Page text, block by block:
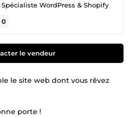
WordPress & Shopify
0
le vendeur
le site web dont vous rêvez
porte !